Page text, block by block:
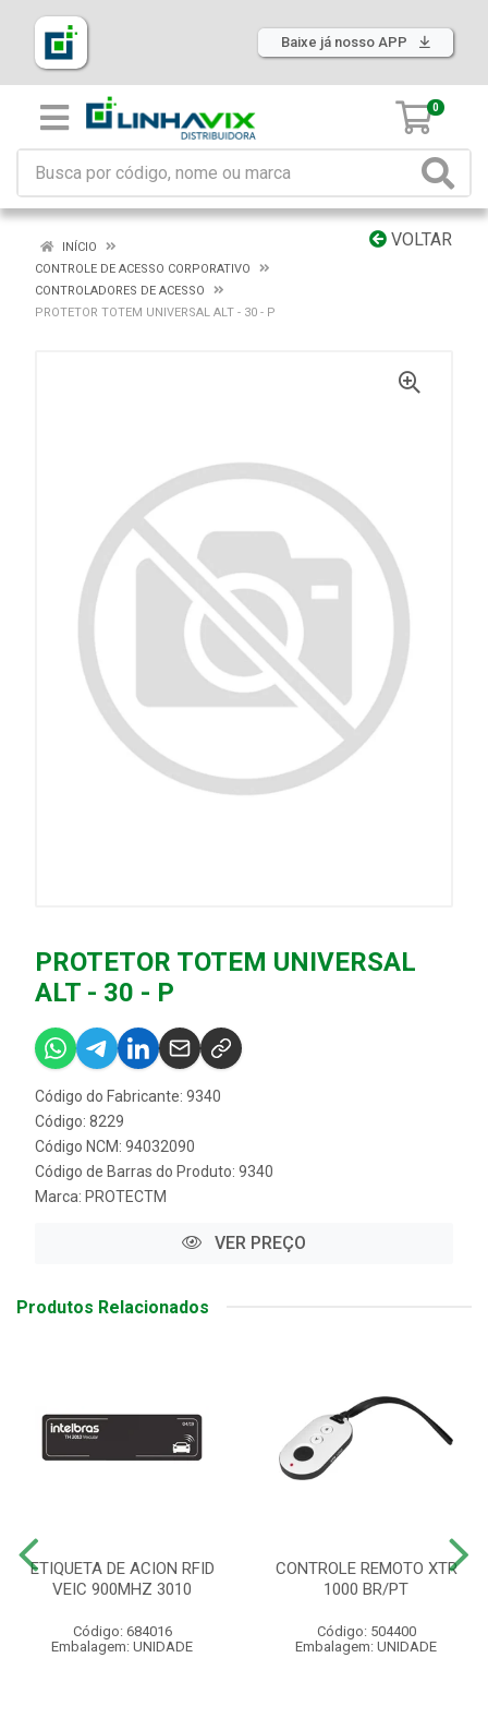
Baixe já nosso APP
0
VOLTAR
INÍCIO
CONTROLE DE ACESSO CORPORATIVO
CONTROLADORES DE ACESSO
PROTETOR TOTEM UNIVERSAL ALT - 30 - P
PROTETOR TOTEM UNIVERSAL
ALT - 30 - P
Código do Fabricante: 9340
Código: 8229
Código NCM: 94032090
Código de Barras do Produto: 9340
Marca: PROTECTM
VER PREÇO
Produtos Relacionados
ETIQUETA DE ACION RFID
VEIC 900MHZ 3010
Código: 684016
Embalagem: UNIDADE
CONTROLE REMOTO XTR
1000 BR/PT
Código: 504400
Embalagem: UNIDADE